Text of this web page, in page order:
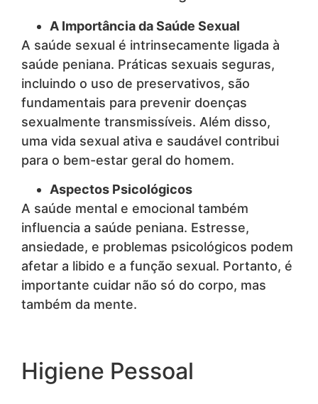
A Importância da Saúde Sexual
A saúde sexual é intrinsecamente ligada à
saúde peniana. Práticas sexuais seguras,
incluindo o uso de preservativos, são
fundamentais para prevenir doenças
sexualmente transmissíveis. Além disso,
uma vida sexual ativa e saudável contribui
para o bem-estar geral do homem.
Aspectos Psicológicos
A saúde mental e emocional também
influencia a saúde peniana. Estresse,
ansiedade, e problemas psicológicos podem
afetar a libido e a função sexual. Portanto, é
importante cuidar não só do corpo, mas
também da mente.
Higiene Pessoal